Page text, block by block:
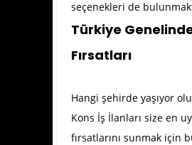
seçenekleri de
Türkiye
Fırsatları
Hangi şehirde yaşıyor
Kons İş İlanları size en
fırsatlarını sunmak için